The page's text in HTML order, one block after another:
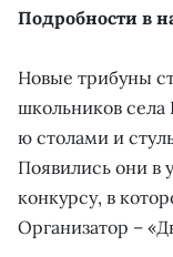
Подробности в
Новые трибуны
школьников
ю столами и
Появились они в
конкурсу, в
Организатор –